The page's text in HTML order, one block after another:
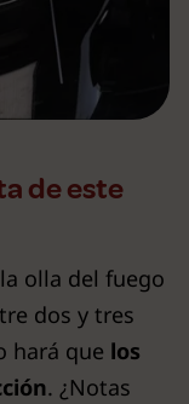
de este
olla del fuego
dos y tres
hará que los
. ¿Notas